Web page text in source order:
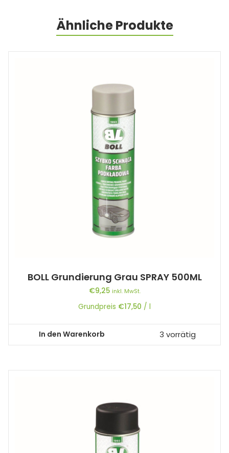
Ähnliche Produkte
BOLL Grundierung Grau SPRAY 500ML
€9,25 inkl. MwSt.
Grundpreis €17,50 / l
In den Warenkorb 3 vorrätig